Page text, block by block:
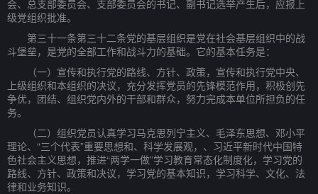
会、总支部委员会、支部委员会的书记、副书记选举产生后，应报上
级党组织批准。
第三十一条第三十二条党的基层组织是党在社会基层组织中的战
斗堡垒，是党的全部工作和战斗力的基础。它的基本任务是：
（一）宣传和执行党的路线、方针、政策，宣传和执行党中央、
上级组织和本组织的决议，充分发挥党员的先锋模范作用，积极创先
争优，团结、组织党内外的干部和群众，努力完成本单位所担负的任
务。
（二）组织党员认真学习马克思列宁主义、毛泽东思想、邓小平
理论、“三个代表”重要思想和、科学发展观，、习近平新时代中国特
色社会主义思想，推进“两学一做”学习教育常态化制度化，学习党的
路线、方针、政策和决议，学习党的基本知识，学习科学、文化、法
律和业务知识。